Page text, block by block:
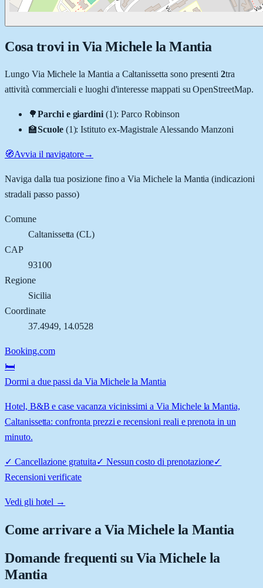
Cosa trovi in Via Michele la Mantia
Lungo Via Michele la Mantia a Caltanissetta sono presenti 2tra
attività commerciali e luoghi d'interesse mappati su OpenStreetMap.
🌳Parchi e giardini (1): Parco Robinson
🏫Scuole (1):Istituto ex-Magistrale Alessando Manzoni
🧭Avvia il navigatore→
Naviga dalla tua posizione fino aVia Michele la Mantia (indicazioni
stradali passo passo)
Comune
Caltanissetta (CL)
CAP
93100
Regione
Sicilia
Coordinate
37.4949, 14.0528
Booking.com
🛏️
Dormi a due passi da Via Michele la Mantia
Hotel, B&B e case vacanza vicinissimi a Via Michele la Mantia,
Caltanissetta: confronta prezzi e recensioni reali e prenota in un
minuto.
✓ Cancellazione gratuita✓ Nessun costo di prenotazione✓
Recensioni verificate
Vedi gli hotel →
Come arrivare aVia Michele la Mantia
Domande frequenti su Via Michele la
Mantia